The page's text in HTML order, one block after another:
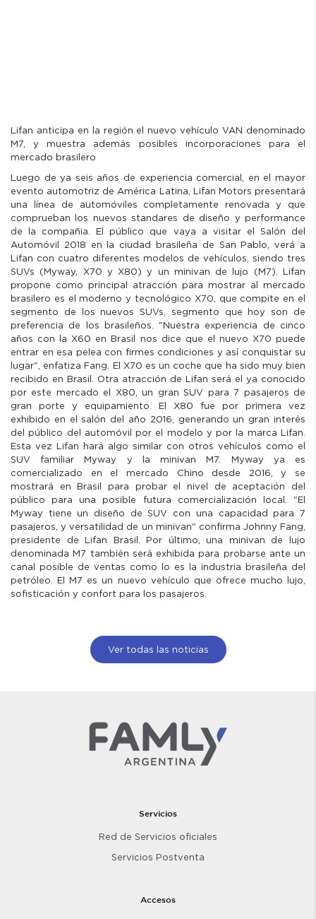
Lifan anticipa en la región el nuevo vehículo VAN denominado
M7, y muestra además posibles incorporaciones para el
mercado brasilero
Luego de ya seis años de experiencia comercial, en el mayor
evento automotriz de América Latina, Lifan Motors presentará
una línea de automóviles completamente renovada y que
comprueban los nuevos standares de diseño y performance
de la compañia. El público que vaya a visitar el Salón del
Automóvil 2018 en la ciudad brasileña de San Pablo, verá a
Lifan con cuatro diferentes modelos de vehículos, siendo tres
SUVs (Myway, X70 y X80) y un minivan de lujo (M7). Lifan
propone como principal atracción para mostrar al mercado
brasilero es el moderno y tecnológico X70, que compite en el
segmento de los nuevos SUVs, segmento que hoy son de
preferencia de los brasileños. "Nuestra experiencia de cinco
años con la X60 en Brasil nos dice que el nuevo X70 puede
entrar en esa pelea con firmes condiciones y así conquistar su
lugar", enfatiza Fang. El X70 es un coche que ha sido muy bien
recibido en Brasil. Otra atracción de Lifan será el ya conocido
por este mercado el X80, un gran SUV para 7 pasajeros de
gran porte y equipamiento. El X80 fue por primera vez
exhibido en el salón del año 2016, generando un gran interés
del público del automóvil por el modelo y por la marca Lifan.
Esta vez Lifan hará algo similar con otros vehículos como el
SUV familiar Myway y la minivan M7. Myway ya es
comercializado en el mercado Chino desde 2016, y se
mostrará en Brasil para probar el nivel de aceptación del
público para una posible futura comercialización local. "El
Myway tiene un diseño de SUV con una capacidad para 7
pasajeros, y versatilidad de un minivan" confirma Johnny Fang,
presidente de Lifan Brasil. Por último, una minivan de lujo
denominada M7 también será exhibida para probarse ante un
canal posible de ventas como lo es la industria brasileña del
petróleo. El M7 es un nuevo vehículo que ofrece mucho lujo,
sofisticación y confort para los pasajeros.
Ver todas las noticias
Servicios
Red de Servicios oficiales
Servicios Postventa
Accesos